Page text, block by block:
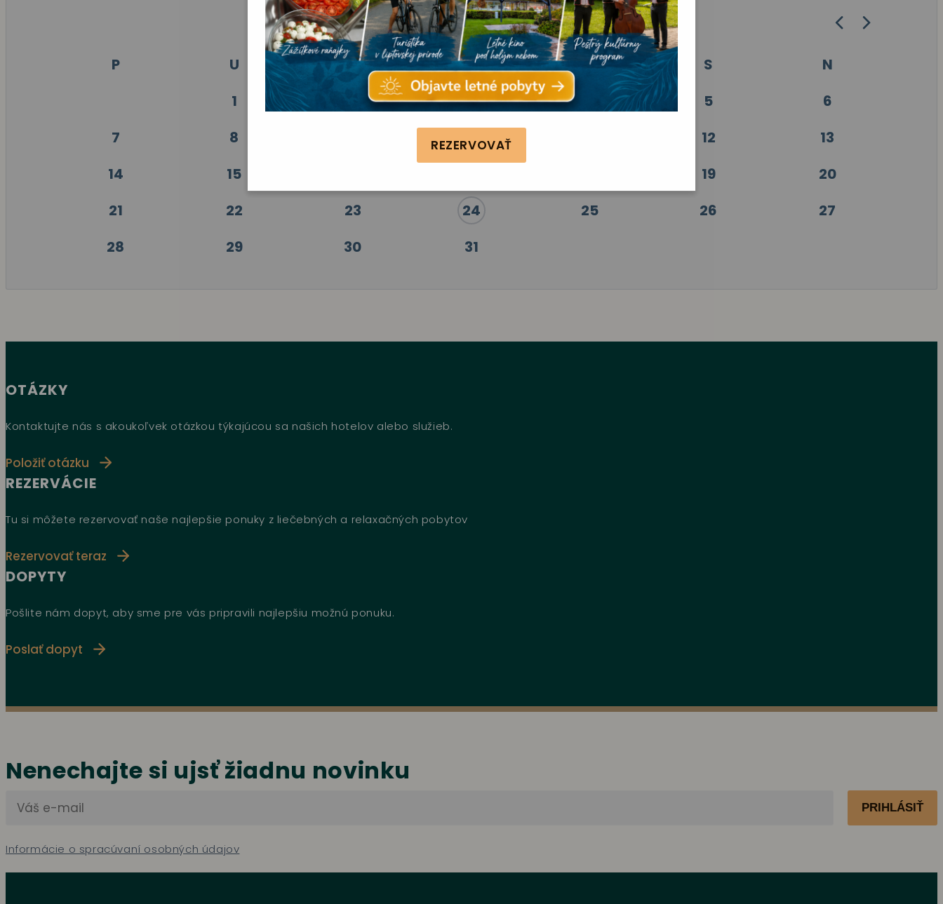
REZERVOVAŤ
OKTÓBER 2024
P U S Š P S
N
1
3 5
6
7
8 10 12
13
14
15 19
20
21
22 23 24 25 26
27
28
29 30 31
OTÁZKY
Kontaktujte nás s akoukoľvek otázkou týkajúcou sa našich hotelov alebo služieb.
Položiť otázku
REZERVÁCIE
Tu si môžete rezervovať naše najlepšie ponuky z liečebných a relaxačných pobytov
Rezervovať teraz
DOPYTY
Pošlite nám dopyt, aby sme pre vás pripravili najlepšiu možnú ponuku.
Poslať dopyt
Nenechajte si ujsť žiadnu novinku
PRIHLÁSIŤ
Informácie o spracúvaní osobných údajov